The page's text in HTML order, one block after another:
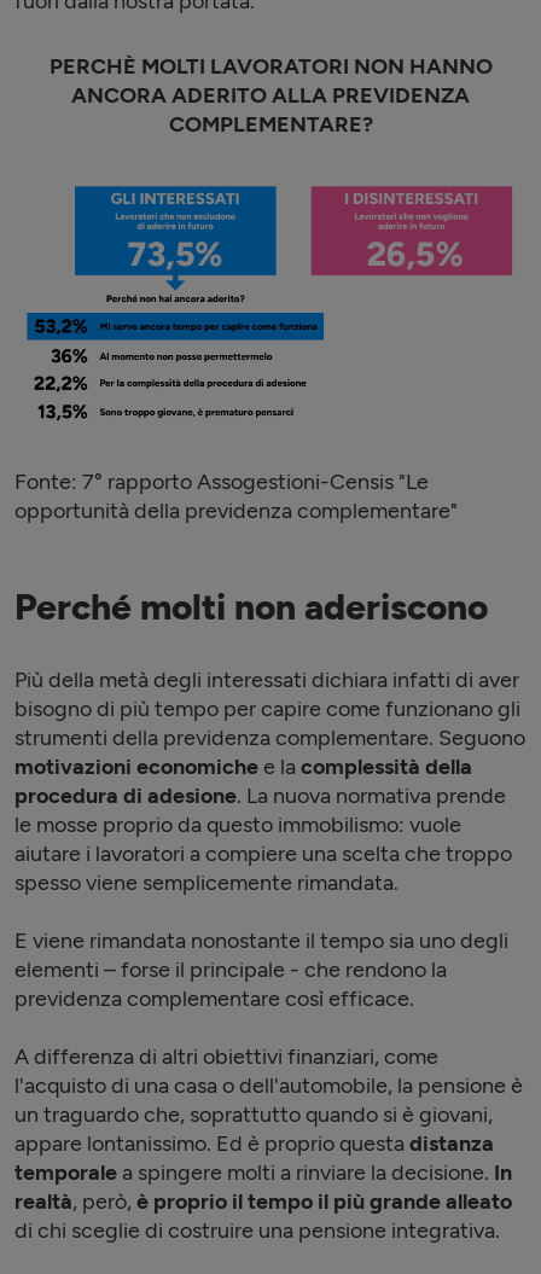
PERCHÈ MOLTI LAVORATORI NON HANNO
ANCORA ADERITO ALLA PREVIDENZA
COMPLEMENTARE?
Fonte: 7° rapporto Assogestioni-Censis "Le
opportunità della previdenza complementare"
Perché molti non aderiscono
Più della metà degli interessati dichiara infatti di aver
bisogno di più tempo per capire come funzionano gli
strumenti della previdenza complementare. Seguono
motivazioni economichee la complessità della
procedura di adesione. La nuova normativa prende
le mosse proprio da questo immobilismo: vuole
aiutare i lavoratori a compiere una scelta che troppo
spesso viene semplicemente rimandata.
E viene rimandata nonostante il tempo sia uno degli
elementi – forse il principale - che rendono la
previdenza complementare così efficace.
A differenza di altri obiettivi finanziari, come
l'acquisto di una casa o dell'automobile, la pensione è
un traguardo che, soprattutto quando si è giovani,
appare lontanissimo. Ed è proprio questa distanza
temporale a spingere molti a rinviare la decisione. In
realtà, però, è proprio il tempo il più grande alleato
di chi sceglie di costruire una pensione integrativa.